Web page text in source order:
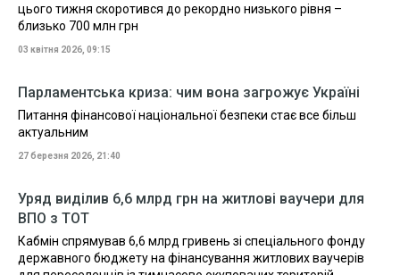
цього тижня скоротився до рекордно низького рівня –
близько 700 млн грн
03 квітня 2026, 09:15
Парламентська криза: чим вона загрожує Україні
Питання фінансової національної безпеки стає все більш
актуальним
27 березня 2026, 21:40
Уряд виділив 6,6 млрд грн на житлові ваучери для
ВПО з ТОТ
Кабмін спрямував 6,6 млрд гривень зі спеціального фонду
державного бюджету на фінансування житлових ваучерів